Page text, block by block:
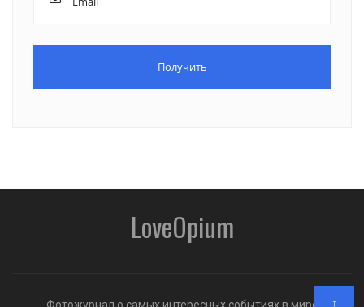
LoveOpium
Фотожурнал о самых интересных событиях в мире ↑